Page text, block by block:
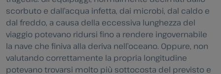
scorbuto e dall’acqua infetta, dai microbi, dal caldo e
dal freddo, a causa della eccessiva lunghezza del
viaggio potevano ridursi fino a rendere ingovernabile
la nave che finiva alla deriva nell’oceano. Oppure, non
valutando correttamente la propria longitudine
potevano trovarsi molto più sottocosta del previsto e